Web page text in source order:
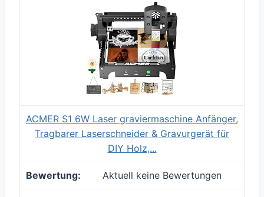
ACMER S1 6W Laser graviermaschine Anfänger,
Tragbarer Laserschneider & Gravurgerät für
DIY Holz,...
Aktuell keine Bewertungen